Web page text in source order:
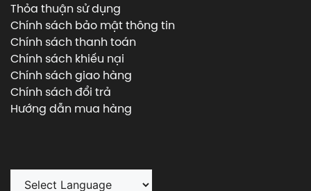
Thỏa thuận sử dụng
Chính sách bảo mật thông tin
Chính sách thanh toán
Chính sách khiếu nại
Chính sách giao hàng
Chính sách đổi trả
Hướng dẫn mua hàng